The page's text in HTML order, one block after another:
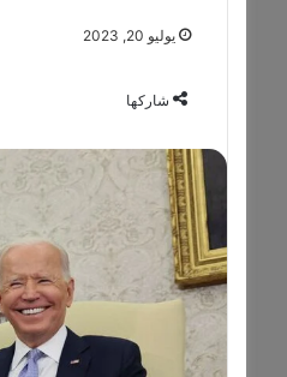
يوليو 20, 2023
شاركها